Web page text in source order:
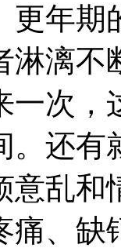
更年期
淋漓不
一次，
。还有
意乱和
痛、